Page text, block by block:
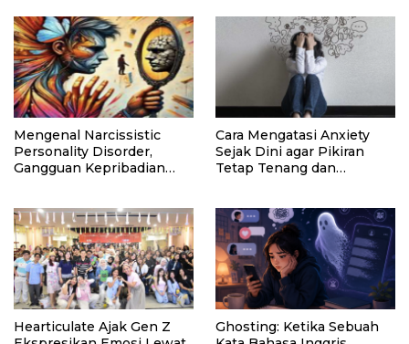
Mengenal Narcissistic
Personality Disorder,
Gangguan Kepribadian
Cara Mengatasi Anxiety
Sejak Dini agar Pikiran
Tetap Tenang dan
Hearticulate Ajak Gen Z
Ghosting: Ketika Sebuah